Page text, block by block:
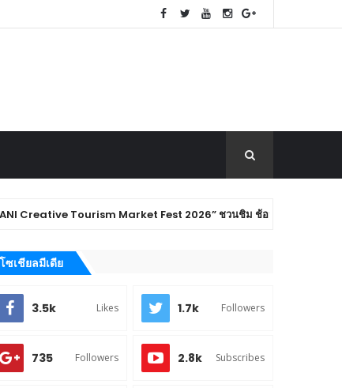
Tourism Market Fest 2026” ชวนชิม ช้อป ของดีเมืองปทุมธานี พร้อ
โซเชียลมีเดีย
3.5k Likes 1.7k Followers
735 Followers 2.8k Subscribes